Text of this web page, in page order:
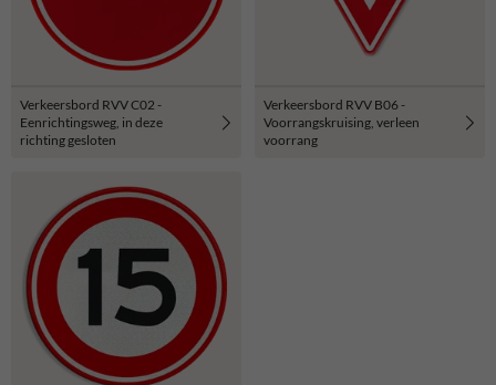
Verkeersbord RVV C02 -
Eenrichtingsweg, in deze
richting gesloten
Verkeersbord RVV B06 -
Voorrangskruising, verleen
voorrang